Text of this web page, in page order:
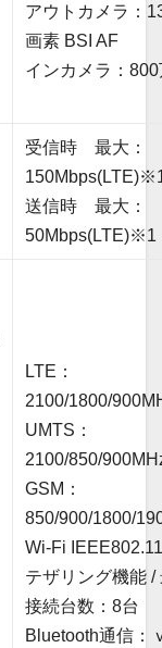
アウトカメラ：
画素 BSI AF
インカメラ：
受信時 最大：
送信時 最大：
50Mbps(LTE)※1
LTE：
2100/1800/
UMTS：
2100/850/
GSM：
850/900/1800/
Wi-Fi
テザリング機能 /
接続台数：8台
Bluetooth通信：